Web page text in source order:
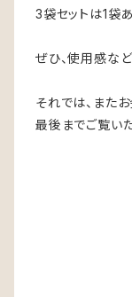
3袋セットは1袋
ぜひ、使用感な
それでは、また
最後までご覧い